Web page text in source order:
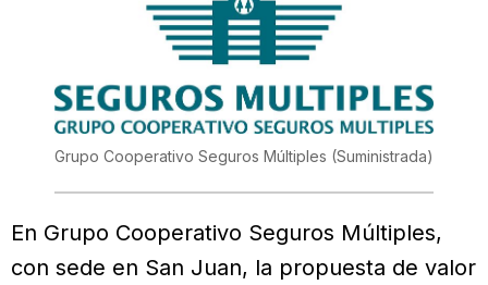
Grupo Cooperativo Seguros Múltiples (Suministrada)
En Grupo Cooperativo Seguros Múltiples,
con sede en San Juan, la propuesta de valor